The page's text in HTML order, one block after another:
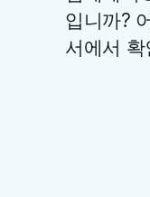
입니까?
서에서